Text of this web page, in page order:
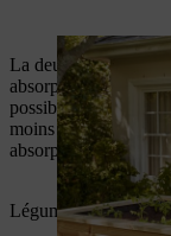
La deuxième année,
absorption et à
possible uniquement
moins de nutriments
absorption modérée
Légumes :